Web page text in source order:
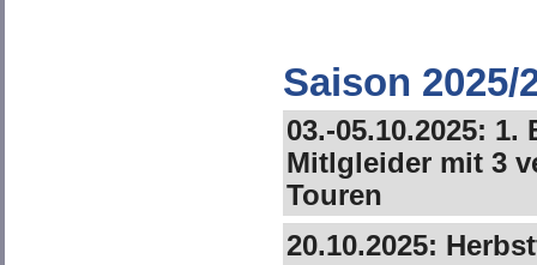
Saison 2025/
03.-05.10.2025:
Mitlgleider mit 3
Touren
20.10.2025: